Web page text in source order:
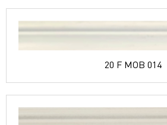
20 F MOB 014